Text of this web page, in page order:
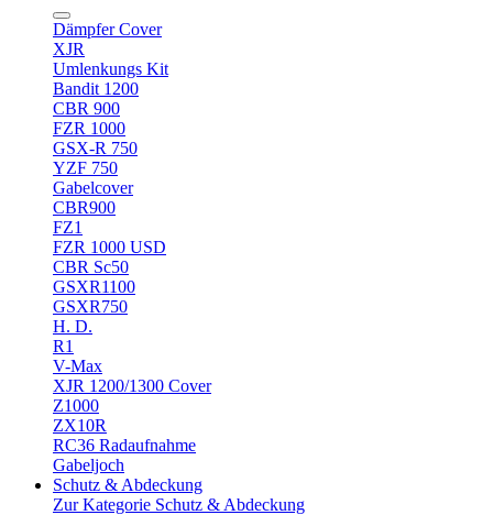
Dämpfer Cover
XJR
Umlenkungs Kit
Bandit 1200
CBR 900
FZR 1000
GSX-R 750
YZF 750
Gabelcover
CBR900
FZ1
FZR 1000 USD
CBR Sc50
GSXR1100
GSXR750
H. D.
R1
V-Max
XJR 1200/1300 Cover
Z1000
ZX10R
RC36 Radaufnahme
Gabeljoch
Schutz & Abdeckung
Zur Kategorie Schutz & Abdeckung